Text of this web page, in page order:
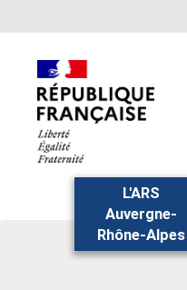
principal,
L'ARS
Auvergne-
Rhône-Alpes